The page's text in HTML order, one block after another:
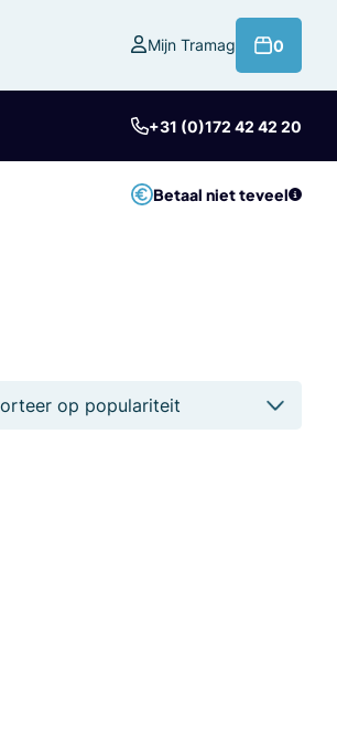
Mijn Tramag
0
+31 (0)172 42 42 20
Betaal niet teveel